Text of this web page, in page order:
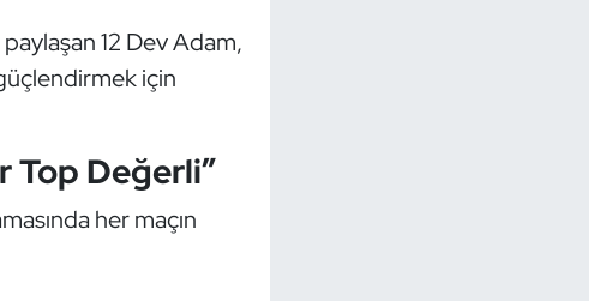
paylaşan 12 Dev Adam,
için
Top Değerli”
her maçın